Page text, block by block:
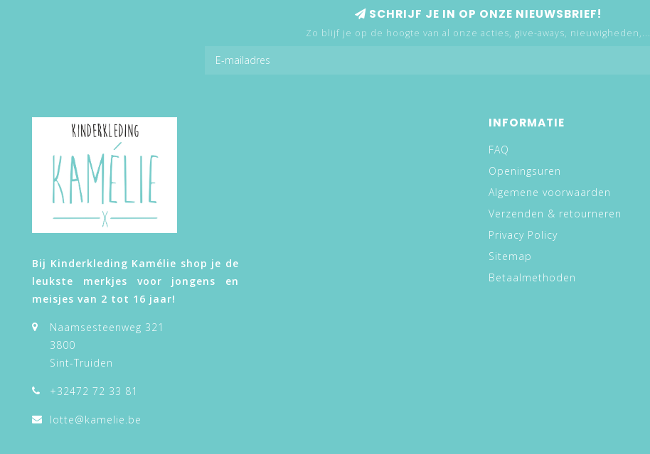
SCHRIJF JE IN OP ONZE NIEUWSBRIEF!
Zo blijf je op de hoogte van al onze acties, give-aways, nieuwigheden,...
Bij Kinderkleding Kamélie shop je de
leukste merkjes voor jongens en
meisjes van 2 tot 16 jaar!
Naamsesteenweg 321
3800
Sint-Truiden
+32472 72 33 81
lotte@kamelie.be
INFORMATIE
FAQ
Openingsuren
Algemene voorwaarden
Verzenden & retourneren
Privacy Policy
Sitemap
Betaalmethoden